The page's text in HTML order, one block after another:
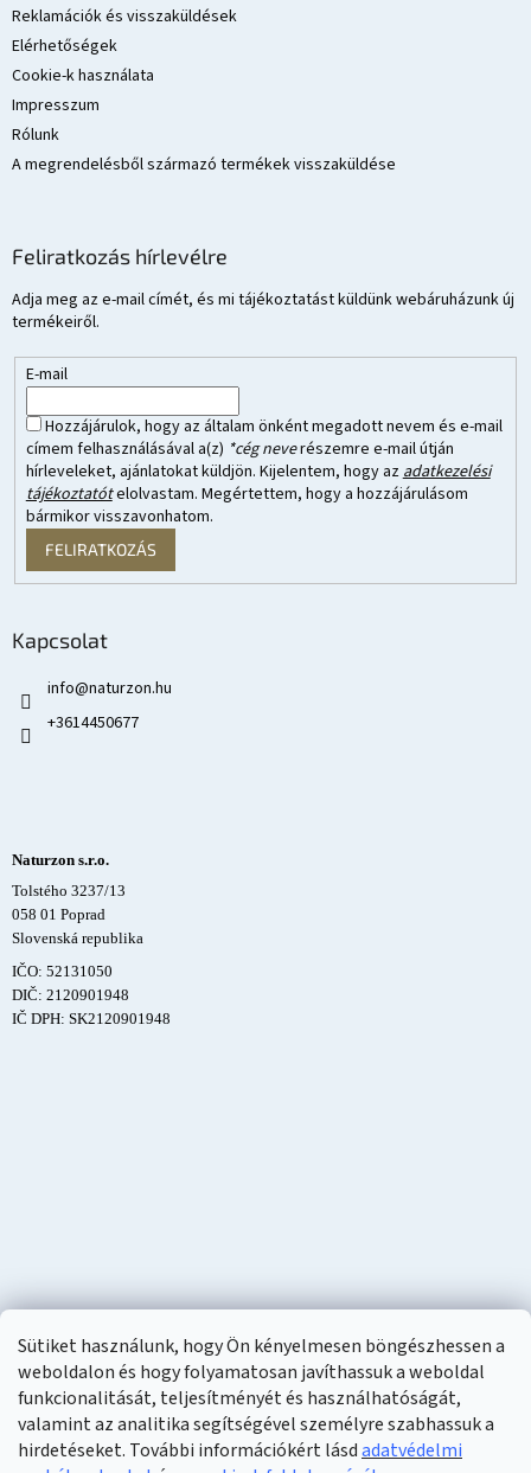
Sütiket használunk, hogy Ön kényelmesen böngészhessen a
weboldalon és hogy folyamatosan javíthassuk a weboldal
funkcionalitását, teljesítményét és használhatóságát,
valamint az analitika segítségével személyre szabhassuk a
hirdetéseket. További információkért lásdadatvédelmi
Reklamációk és visszaküldések
Elérhetőségek
Cookie-k használata
Impresszum
Rólunk
A megrendelésből származó termékek visszaküldése
Feliratkozás hírlevélre
Adja meg az e-mail címét, és mi tájékoztatást küldünk webáruházunk új
termékeiről.
E-mail
Hozzájárulok, hogy az általam önként megadott nevem és e-mail
címem felhasználásával a(z) *cég neverészemre e-mail útján
hírleveleket, ajánlatokat küldjön. Kijelentem, hogy az adatkezelési
tájékoztatótelolvastam. Megértettem, hogy a hozzájárulásom
bármikor visszavonhatom.
FELIRATKOZÁS
Kapcsolat
info@naturzon.hu
+3614450677
Naturzon s.r.o.
Tolstého 3237/13
058 01 Poprad
Slovenská republika
IČO: 52131050
DIČ: 2120901948
IČ DPH: SK2120901948